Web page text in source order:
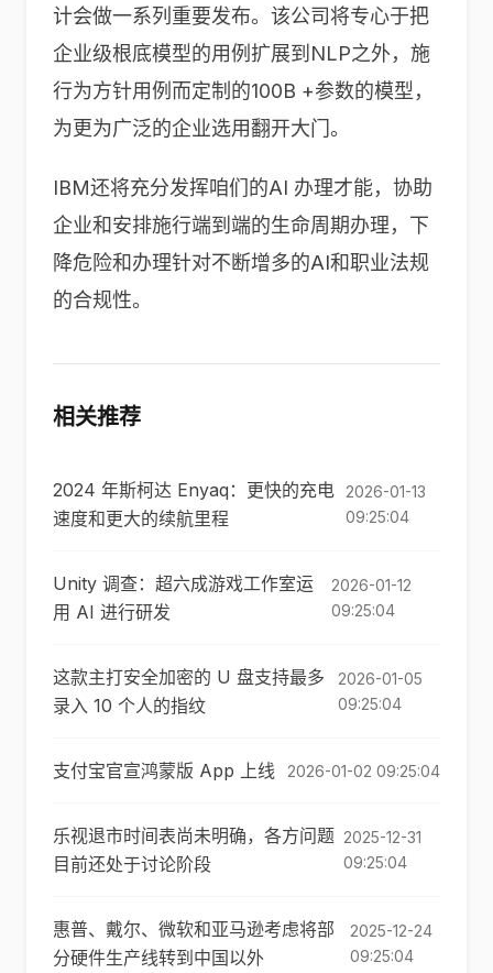
计会做一系列重要发布。该公司将专心于把
企业级根底模型的用例扩展到NLP之外，施
行为方针用例而定制的100B +参数的模型，
为更为广泛的企业选用翻开大门。
IBM还将充分发挥咱们的AI 办理才能，协助
企业和安排施行端到端的生命周期办理，下
降危险和办理针对不断增多的AI和职业法规
的合规性。
相关推荐
2024 年斯柯达 Enyaq：更快的充电
速度和更大的续航里程
2026-01-13
09:25:04
Unity 调查：超六成游戏工作室运
用 AI 进行研发
2026-01-12
09:25:04
这款主打安全加密的 U 盘支持最多
录入 10 个人的指纹
2026-01-05
09:25:04
支付宝官宣鸿蒙版 App 上线 2026-01-02 09:25:04
乐视退市时间表尚未明确，各方问题
目前还处于讨论阶段
2025-12-31
09:25:04
惠普、戴尔、微软和亚马逊考虑将部
分硬件生产线转到中国以外
2025-12-24
09:25:04